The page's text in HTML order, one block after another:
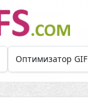
Оптимизатор GIF